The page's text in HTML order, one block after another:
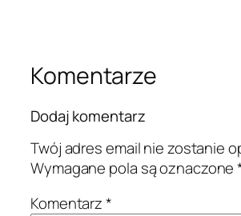
Komentarze
Dodaj komentarz
Twój adres email nie zostanie
Wymagane pola są oznaczone
Komentarz*